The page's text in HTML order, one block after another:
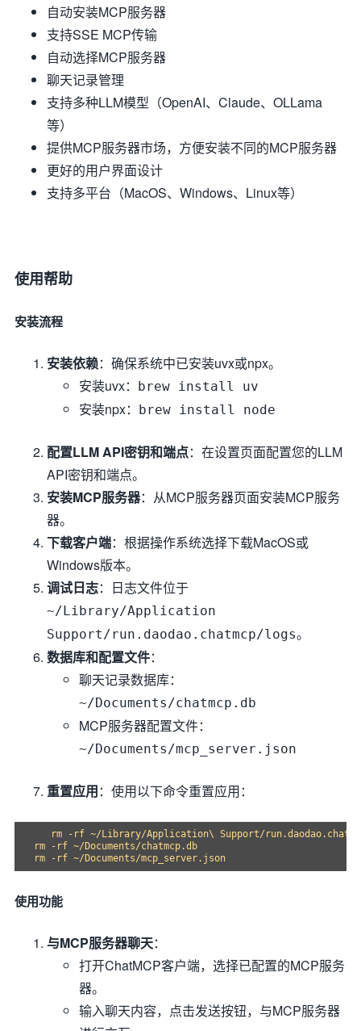
自动安装MCP服务器
支持SSE MCP传输
自动选择MCP服务器
聊天记录管理
支持多种LLM模型（OpenAI、Claude、OLLama
等）
提供MCP服务器市场，方便安装不同的MCP服务器
更好的用户界面设计
支持多平台（MacOS、Windows、Linux等）
使用帮助
安装流程
安装依赖：确保系统中已安装uvx或npx。
安装uvx：
brew install uv
安装npx： brew install node
配置LLM API密钥和端点：在设置页面配置您的LLM
API密钥和端点。
安装MCP服务器：从MCP服务器页面安装MCP服务
器。
下载客户端：根据操作系统选择下载MacOS或
Windows版本。
调试日志：日志文件位于
~/Library/Application
Support/run.daodao.chatmcp/logs。
数据库和配置文件：
聊天记录数据库：
~/Documents/chatmcp.db
MCP服务器配置文件：
~/Documents/mcp_server.json
重置应用：使用以下命令重置应用：
rm -rf ~/Library/Application\ Support/
rm -rf ~/Documents/chatmcp.db
使用功能
与MCP服务器聊天：
打开ChatMCP客户端，选择已配置的MCP服务
器。
输入聊天内容，点击发送按钮，与MCP服务器